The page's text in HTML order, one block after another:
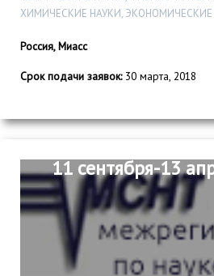
ХИМИЧЕСКИЕ НАУКИ, ЭКОНОМИЧЕСКИЕ
Россия, Миасс
Срок подачи заявок:30 марта, 2018
11 сентября-13